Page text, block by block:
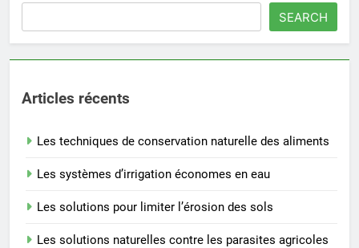
SEARCH
Articles récents
Les techniques de conservation naturelle des aliments
Les systèmes d’irrigation économes en eau
Les solutions pour limiter l’érosion des sols
Les solutions naturelles contre les parasites agricoles